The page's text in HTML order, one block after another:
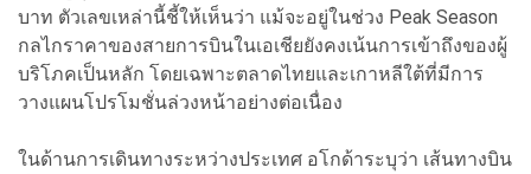
บาท ตัวเลขเหล่านี้ชี้ให้เห็นว่า แม้จะอยู่ในช่วง Peak Season
กลไกราคาของสายการบินในเอเชียยังคงเน้นการเข้าถึงของผู้
บริโภคเป็นหลัก โดยเฉพาะตลาดไทยและเกาหลีใต้ที่มีการ
วางแผนโปรโมชั่นล่วงหน้าอย่างต่อเนื่อง
ในด้านการเดินทางระหว่างประเทศ อโกด้าระบุว่า เส้นทางบิน